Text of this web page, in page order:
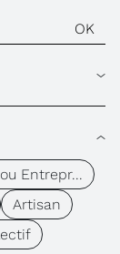
Entrepr...
Artisan